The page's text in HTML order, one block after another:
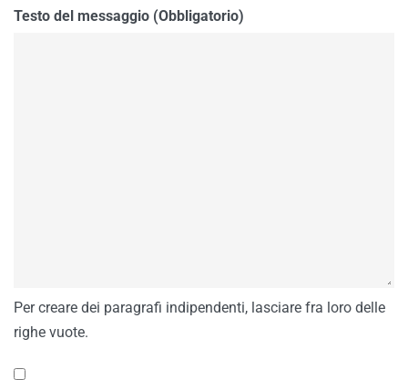
Testo del messaggio (Obbligatorio)
Per creare dei paragrafi indipendenti, lasciare fra loro delle
righe vuote.